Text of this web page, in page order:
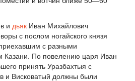
и дьяк Иван Михайлович
с послом ногайского князя
с разными
Казани. По повелению царя Иван
принять Уразбахтыя с
и Висковатый должны были